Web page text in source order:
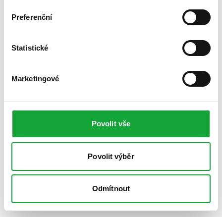
Preferenční
Statistické
Marketingové
Povolit vše
Povolit výběr
Odmítnout